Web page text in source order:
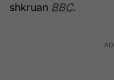
shkruan BBC.